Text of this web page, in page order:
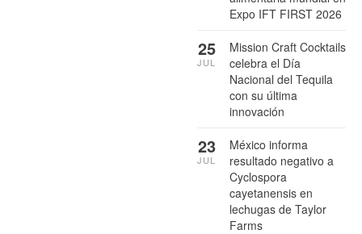
Expo IFT FIRST 2026
Mission Craft Cocktails
celebra el Día
Nacional del Tequila
con su última
innovación
25
JUL
México informa
resultado negativo a
Cyclospora
cayetanensis en
lechugas de Taylor
Farms
23
JUL